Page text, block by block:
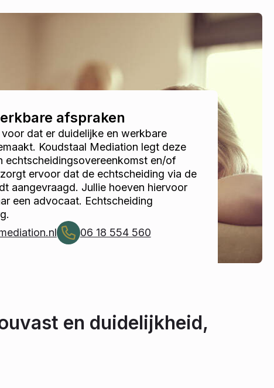
afspraken
dat er duidelijke en werkbare
Koudstaal Mediation legt deze
echtscheidingsovereenkomst en/of
ervoor dat de echtscheiding via de
aangevraagd. Jullie hoeven hiervoor
een advocaat. Echtscheiding
06 18 554 560
en duidelijkheid,